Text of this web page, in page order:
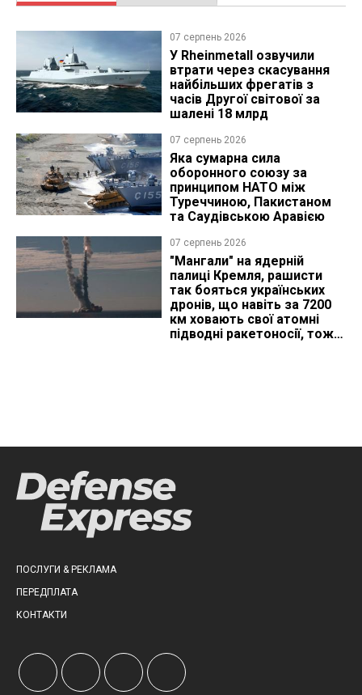
07 серпень 2026
У Rheinmetall озвучили
втрати через скасування
найбільших фрегатів з
часів Другої світової за
шалені 18 млрд
07 серпень 2026
Яка сумарна сила
оборонного союзу за
принципом НАТО між
Туреччиною, Пакистаном
та Саудівською Аравією
07 серпень 2026
"Мангали" на ядерній
палиці Кремля, рашисти
так бояться українських
дронів, що навіть за 7200
км ховають свої атомні
підводні ракетоносії, тож
ПОСЛУГИ & РЕКЛАМА
ПЕРЕДПЛАТА
КОНТАКТИ